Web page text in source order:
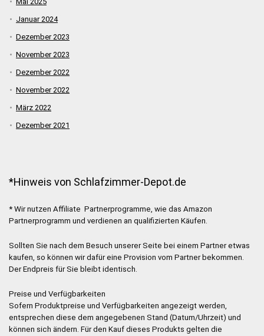
Januar 2024
Dezember 2023
November 2023
Dezember 2022
November 2022
März 2022
Dezember 2021
*Hinweis von Schlafzimmer-Depot.de
* Wir nutzen Affiliate Partnerprogramme, wie das Amazon
Partnerprogramm und verdienen an qualifizierten Käufen.
Sollten Sie nach dem Besuch unserer Seite bei einem Partner etwas
kaufen, so können wir dafür eine Provision vom Partner bekommen.
Der Endpreis für Sie bleibt identisch.
Preise und Verfügbarkeiten
Sofern Produktpreise und Verfügbarkeiten angezeigt werden,
entsprechen diese dem angegebenen Stand (Datum/Uhrzeit) und
können sich ändern. Für den Kauf dieses Produkts gelten die